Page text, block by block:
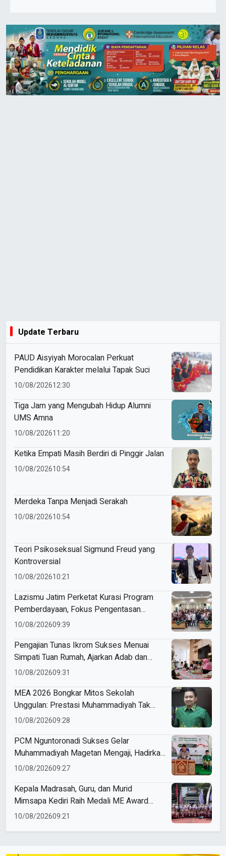
Update Terbaru
PAUD Aisyiyah Morocalan Perkuat
Pendidikan Karakter melalui Tapak Suci
10/08/202612:30
Tiga Jam yang Mengubah Hidup Alumni
UMS Amna
10/08/202611:20
Ketika Empati Masih Berdiri di Pinggir Jalan
10/08/202610:54
Merdeka Tanpa Menjadi Serakah
10/08/202610:54
Teori Psikoseksual Sigmund Freud yang
Kontroversial
10/08/202610:21
Lazismu Jatim Perketat Kurasi Program
Pemberdayaan, Fokus Pengentasan
Kemiskinan Berkelanjutan
10/08/202609:39
Pengajian Tunas Ikrom Sukses Menuai
Simpati Tuan Rumah, Ajarkan Adab dan
Pererat Silaturahmi Siswa
10/08/202609:31
MEA 2026 Bongkar Mitos Sekolah
Unggulan: Prestasi Muhammadiyah Tak
Lagi Milik Pusat Kota
10/08/202609:28
PCM Nguntoronadi Sukses Gelar
Muhammadiyah Magetan Mengaji, Hadirkan
350 Jamaah
10/08/202609:27
Kepala Madrasah, Guru, dan Murid
Mimsapa Kediri Raih Medali ME Award
2026
10/08/202609:21